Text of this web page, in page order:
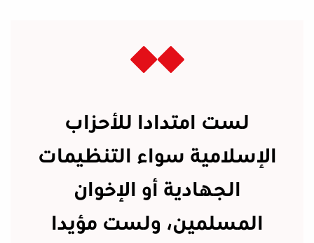
لست امتدادا للأحزاب
الإسلامية سواء التنظيمات
الجهادية أو الإخوان
المسلمين، ولست مؤيدا